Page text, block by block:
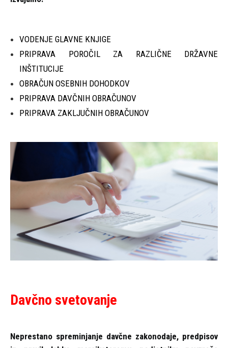
VODENJE GLAVNE KNJIGE
PRIPRAVA POROČILZA RAZLIČNE DRŽAVNE
INŠTITUCIJE
OBRAČUN OSEBNIH DOHODKOV
PRIPRAVA DAVČNIH OBRAČUNOV
PRIPRAVA ZAKLJUČNIH OBRAČUNOV
Davčno svetovanje
Neprestano spreminjanje davčne zakonodaje, predpisov